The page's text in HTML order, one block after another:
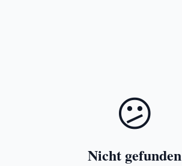
😕
Nicht gefunden